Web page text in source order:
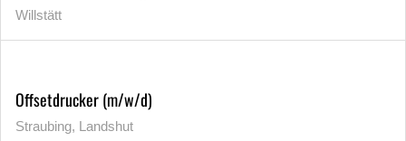
Willstätt
Offsetdrucker (m/w/d)
Straubing, Landshut